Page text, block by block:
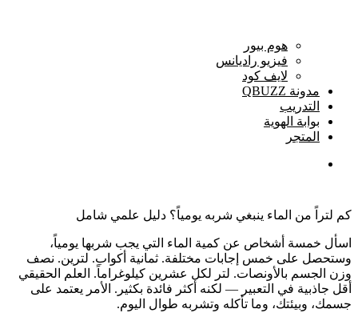
هوم بيور
فيزيو راديانس
لايف كود
مدونة QBUZZ
التدريب
بوابة الهوية
المتجر
كم لتراً من الماء ينبغي شربه يومياً؟ دليل علمي شامل
اسأل خمسة أشخاص عن كمية الماء التي يجب شربها يومياً،
وستحصل على خمس إجابات مختلفة. ثمانية أكواب. لترين. نصف
وزن الجسم بالأونصات. لتر لكل عشرين كيلوغراماً. العلم الحقيقي
أقل جاذبية في التعبير — لكنه أكثر فائدة بكثير. الأمر يعتمد على
جسمك، وبيئتك، وما تأكله وتشربه طوال اليوم.